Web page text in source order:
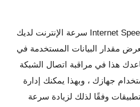
يعرض Internet Speed ​​Meter Lite سرعة الإنترنت لديك
مقدار البيانات المستخدمة في
هذا في مراقبة اتصال الشبكة
جهازك ، وبهذا يمكنك إدارة
وفقًا لذلك لزيادة سرعة